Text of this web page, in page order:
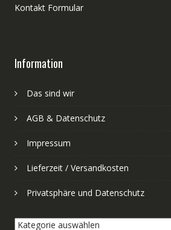
Kontakt Formular
Information
Das sind wir
AGB & Datenschutz
Impressum
Lieferzeit / Versandkosten
Privatsphäre und Datenschutz
Kategorie